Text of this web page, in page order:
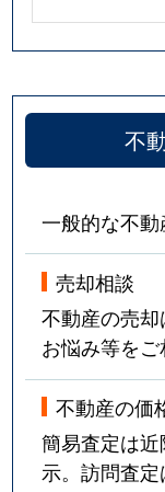
不
一般的な不動
売却相談
不動産の売
お悩み等をご
不動産の価
簡易査定は
示。訪問査